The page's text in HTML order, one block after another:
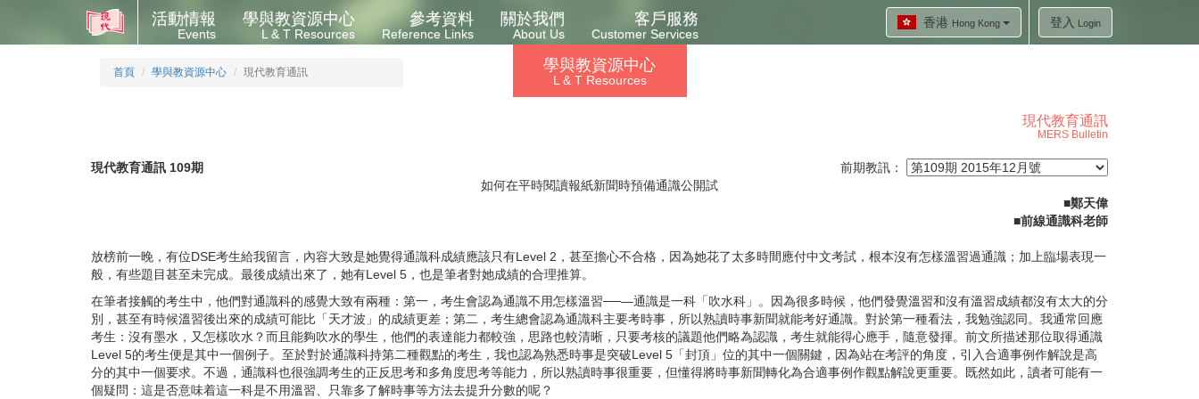
香港 Hong Kong 登入 Login
活動情報
Events
學與教資源中心
L & T Resources
參考資料
Reference Links
關於我們
About Us
客戶服務
Customer Services
首頁 學與教資源中心 現代教育通訊 學與教資源中心
L & T Resources
現代教育通訊
MERS Bulletin
現代教育通訊 109期
前期教訊：
如何在平時閱讀報紙新聞時預備通識公開試
■鄭天偉
■前線通識科老師
放榜前一晚，有位DSE考生給我留言，內容大致是她覺得通識科成績應該只有Level 2，甚至擔心不合格，因為她花了太多時間應付中文考試，根本沒有怎樣溫習過通識；加上臨場表現一
般，有些題目甚至未完成。最後成績出來了，她有Level 5，也是筆者對她成績的合理推算。
在筆者接觸的考生中，他們對通識科的感覺大致有兩種：第一，考生會認為通識不用怎樣溫習──―通識是一科「吹水科」。因為很多時候，他們發覺溫習和沒有溫習成績都沒有太大的分
別，甚至有時候溫習後出來的成績可能比「天才波」的成績更差；第二，考生總會認為通識科主要考時事，所以熟讀時事新聞就能考好通識。對於第一種看法，我勉強認同。我通常回應
考生：沒有墨水，又怎樣吹水？而且能夠吹水的學生，他們的表達能力都較強，思路也較清晰，只要考核的議題他們略為認識，考生就能得心應手，隨意發揮。前文所描述那位取得通識
Level 5的考生便是其中一個例子。至於對於通識科持第二種觀點的考生，我也認為熟悉時事是突破Level 5「封頂」位的其中一個關鍵，因為站在考評的角度，引入合適事例作解說是高
分的其中一個要求。不過，通識科也很強調考生的正反思考和多角度思考等能力，所以熟讀時事很重要，但懂得將時事新聞轉化為合適事例作觀點解說更重要。既然如此，讀者可能有一
個疑問：這是否意味着這一科是不用溫習、只靠多了解時事等方法去提升分數的呢？